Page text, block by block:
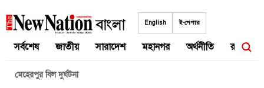
to
English ই-পেপার
সর্বশেষ জাতীয় সারাদেশ মহানগর অর্থনীতি রাজনীতি
মেহেরপুর বিল দুর্ঘটনা